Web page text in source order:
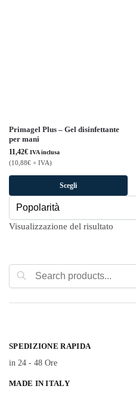
Primagel Plus – Gel disinfettante
per mani
11,42€ IVA inclusa
(10,88€ + IVA)
Scegli
Visualizzazione del risultato
SPEDIZIONE RAPIDA
in 24 - 48 Ore
MADE IN ITALY